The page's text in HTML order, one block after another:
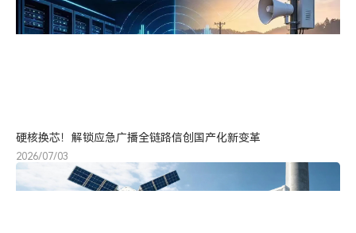
硬核换芯！解锁应急广播全链路信创国产化新变革
2026/07/03